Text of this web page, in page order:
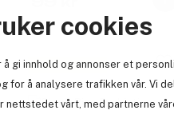
cookies
gi innhold og annonser et
for å analysere trafikken vår. Vi
nettstedet vårt, med partnerne
Få 10% bonus